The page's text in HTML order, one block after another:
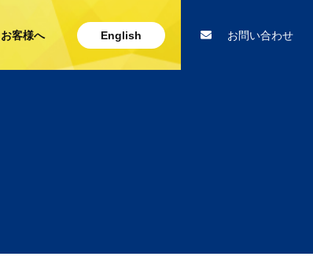
お客様へ English お問い合わせ